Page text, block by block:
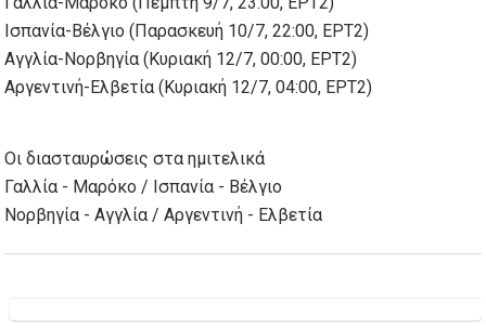
Ισπανία-Βέλγιο (Παρασκευή 10/7, 22:00, ΕΡΤ2)
Αγγλία-Νορβηγία (Κυριακή 12/7, 00:00, ΕΡΤ2)
Αργεντινή-Ελβετία (Κυριακή 12/7, 04:00, ΕΡΤ2)
Οι διασταυρώσεις στα ημιτελικά
Γαλλία - Μαρόκο / Ισπανία - Βέλγιο
Νορβηγία - Αγγλία / Αργεντινή - Ελβετία